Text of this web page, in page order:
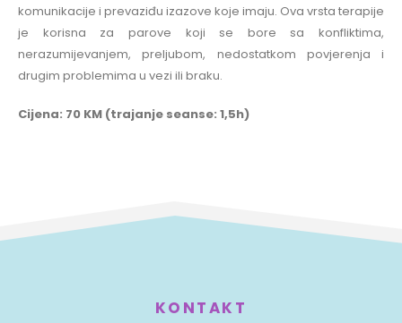
komunikacije i prevaziđu izazove koje imaju. Ova vrsta terapije
je korisna za parove koji se bore sa konfliktima,
nerazumijevanjem, preljubom, nedostatkom povjerenja i
drugim problemima u vezi ili braku.
Cijena: 70 KM (trajanje seanse: 1,5h)
KONTAKT